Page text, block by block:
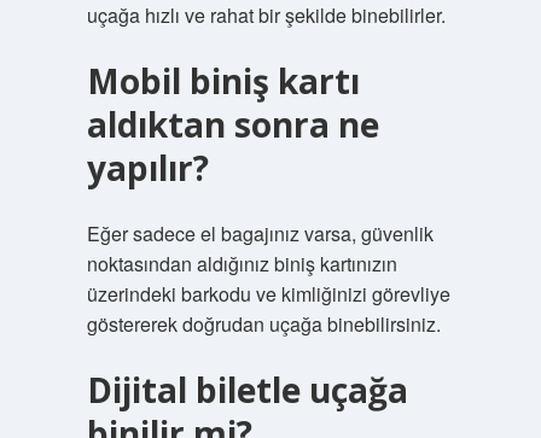
uçağa hızlı ve rahat bir şekilde binebilirler.
Mobil biniş kartı
aldıktan sonra ne
yapılır?
Eğer sadece el bagajınız varsa, güvenlik
noktasından aldığınız biniş kartınızın
üzerindeki barkodu ve kimliğinizi görevliye
göstererek doğrudan uçağa binebilirsiniz.
Dijital biletle uçağa